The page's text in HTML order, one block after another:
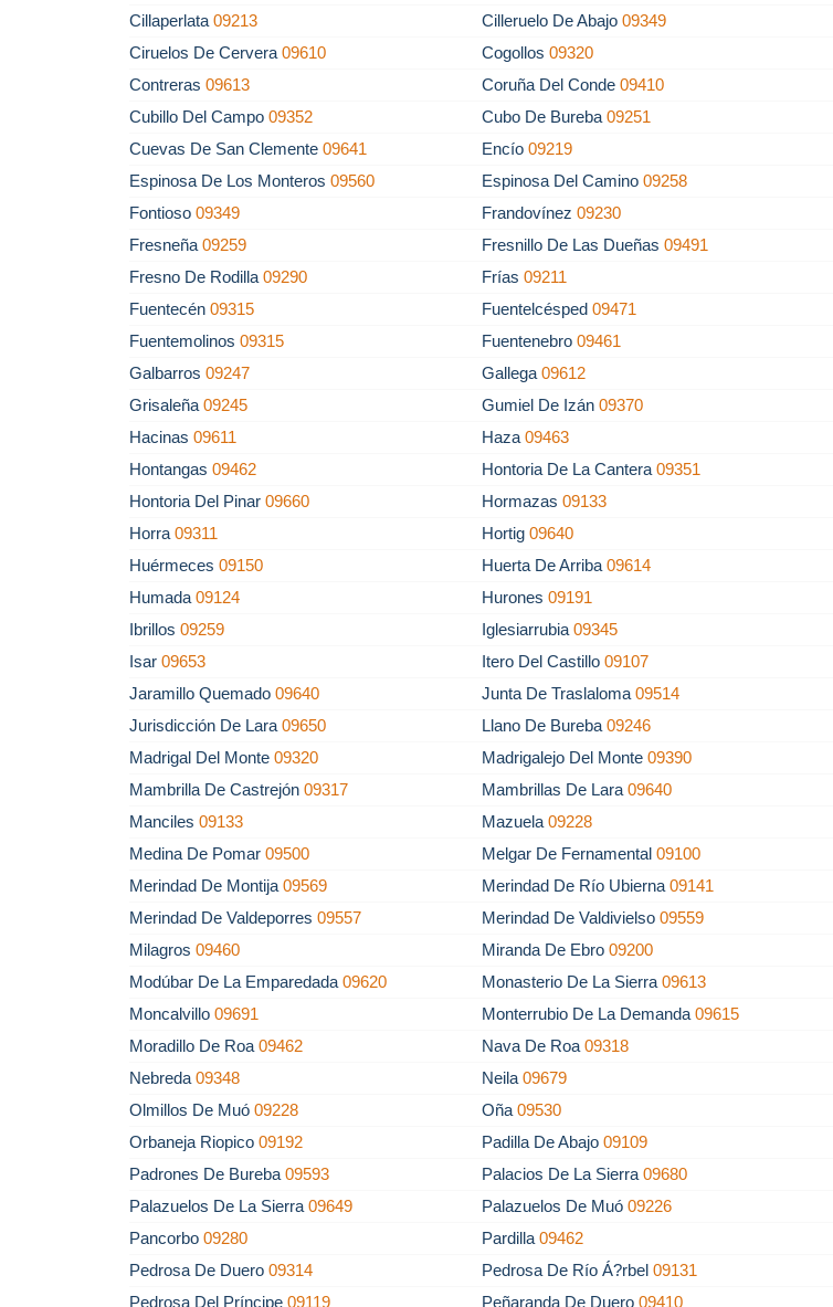
Cillaperlata 09213 Cilleruelo De Abajo09349
Ciruelos De Cervera 09610 Cogollos09320
Contreras 09613 Coruña Del Conde09410
Cubillo Del Campo 09352 Cubo De Bureba09251
Cuevas De San Clemente 09641 Encío09219
Espinosa De Los Monteros 09560 Espinosa Del Camino09258
Fontioso 09349 Frandovínez09230
Fresneña 09259 Fresnillo De Las Dueñas09491
Fresno De Rodilla 09290 Frías09211
Fuentecén 09315 Fuentelcésped09471
Fuentemolinos 09315 Fuentenebro09461
Galbarros 09247 Gallega09612
Grisaleña 09245 Gumiel De Izán09370
Hacinas 09611 Haza09463
Hontangas 09462 Hontoria De La Cantera09351
Hontoria Del Pinar 09660 Hormazas09133
Horra 09311 Hortig09640
Huérmeces 09150 Huerta De Arriba09614
Humada 09124 Hurones09191
Ibrillos 09259 Iglesiarrubia09345
Isar 09653 Itero Del Castillo09107
Jaramillo Quemado 09640 Junta De Traslaloma09514
Jurisdicción De Lara 09650 Llano De Bureba09246
Madrigal Del Monte 09320 Madrigalejo Del Monte09390
Mambrilla De Castrejón 09317 Mambrillas De Lara09640
Manciles 09133 Mazuela09228
Medina De Pomar 09500 Melgar De Fernamental09100
Merindad De Montija 09569 Merindad De Río Ubierna09141
Merindad De Valdeporres 09557 Merindad De Valdivielso09559
Milagros 09460 Miranda De Ebro09200
Modúbar De La Emparedada 09620 Monasterio De La Sierra09613
Moncalvillo 09691 Monterrubio De La Demanda09615
Moradillo De Roa 09462 Nava De Roa09318
Nebreda 09348 Neila09679
Olmillos De Muó 09228 Oña09530
Orbaneja Riopico 09192 Padilla De Abajo09109
Padrones De Bureba 09593 Palacios De La Sierra09680
Palazuelos De La Sierra 09649 Palazuelos De Muó09226
Pancorbo 09280 Pardilla09462
Pedrosa De Duero 09314 Pedrosa De Río Á?rbel09131
Pedrosa Del Príncipe 09119 Peñaranda De Duero09410